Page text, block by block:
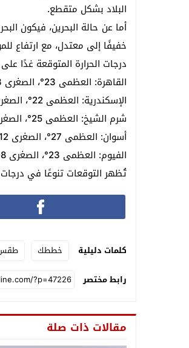
البلاد بشكل متقطع.
خفيفًا إلى معتدل، مع ارتفاع للموج من متر إلى 1.5
درجات الحرارة المتوقعة
القاهرة: العظمى 23°، الصغرى 13°
الإسكندرية: العظمى 22°، الصغرى 11°
شرم الشيخ: العظمى 25°، الصغرى 15°
أسوان: العظمى 27°، الصغرى 12°
الفيوم: العظمى 23°، الصغرى 08°
تُظهر التوقعات تنوعًا في درجات
كلمات دليلية خططك
رابط مختصر
مقالات ذات صلة